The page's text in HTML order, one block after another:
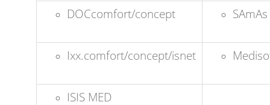
DOCcomfort/concept SAmAs
Ixx.comfort/concept/isnet
ISIS MED